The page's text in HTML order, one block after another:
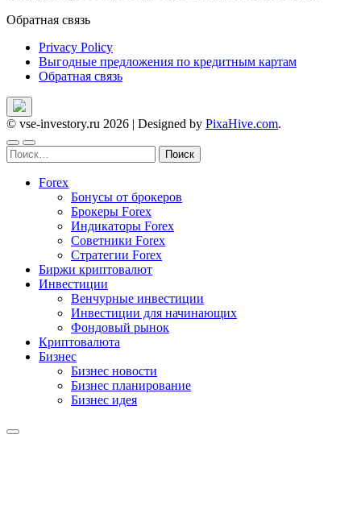
Обратная связь
Privacy Policy
Выгодные предложения по кредитным картам
Обратная связь
© vse-investory.ru 2026 | Designed by PixaHive.com.
Найти:
Forex
Бонусы от брокеров
Брокеры Forex
Индикаторы Forex
Советники Forex
Стратегии Forex
Биржи криптовалют
Инвестиции
Венчурные инвестиции
Инвестиции для начинающих
Фондовый рынок
Криптовалюта
Бизнес
Бизнес новости
Бизнес планирование
Бизнес идея